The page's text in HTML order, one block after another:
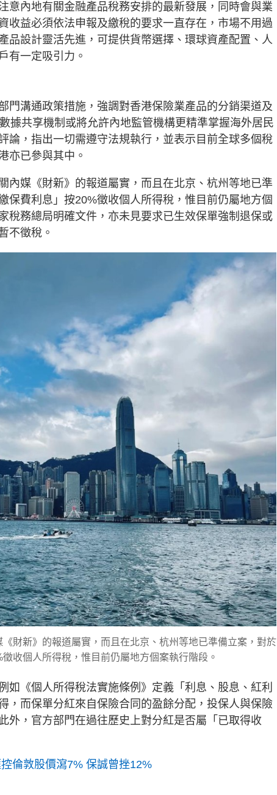
意內地有關金融產品稅務安排的最新發展，同時會與業
收益必須依法申報及繳稅的要求一直存在，市場不用過
品設計靈活先進，可提供貨幣選擇、環球資產配置、人
有一定吸引力。
門溝通政策措施，強調對香港保險業產品的分銷渠道及
據共享機制或將允許內地監管機構更精準掌握海外居民
論，指出一切需遵守法規執行，並表示目前全球多個稅
亦已參與其中。
內媒《財新》的報道屬實，而且在北京、杭州等地已準
保費利息」按20%徵收個人所得稅，惟目前仍屬地方個
稅務總局明確文件，亦未見要求已生效保單強制退保或
不徵稅。
財新》的報道屬實，而且在北京、杭州等地已準備立案，對於
收個人所得稅，惟目前仍屬地方個案執行階段。
如《個人所得稅法實施條例》定義「利息、股息、紅利
，而保單分紅來自保險合同的盈餘分配，投保人與保險
外，官方部門在過往歷史上對分紅是否屬「已取得收
倫敦股價瀉7% 保誠曾挫12%